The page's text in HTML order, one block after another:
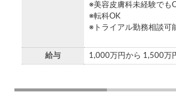
※美容皮膚科未経験でも
※転科OK
※トライアル勤務相談可
給与 1,000万円から 1,500万